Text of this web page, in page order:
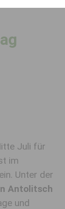
Juli für
im
Unter der
Antolitsch
und